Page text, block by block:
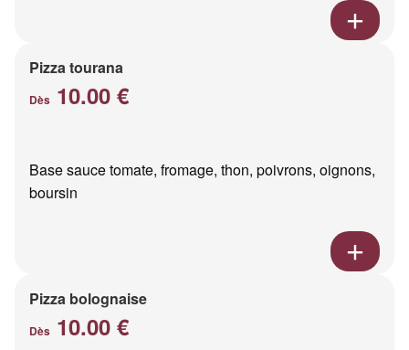
Pizza tourana
Dès 10.00 €
Base sauce tomate, fromage, thon, poivrons, oignons,
boursin
Pizza bolognaise
Dès 10.00 €